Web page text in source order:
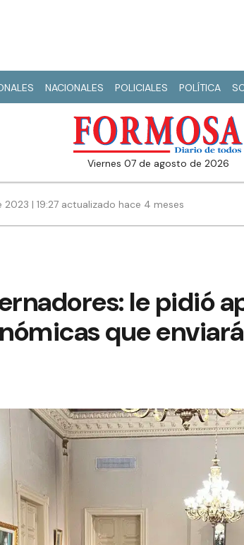
NACIONALES POLICIALES POLÍTICA
viernes 07 de agosto de 2026
2023 | 19:27 actualizado hace 4 meses
le pidió
que